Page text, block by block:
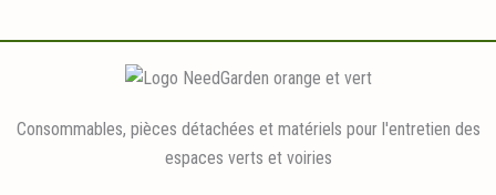
Consommables, pièces détachées et matériels pour l'entretien des
espaces verts et voiries